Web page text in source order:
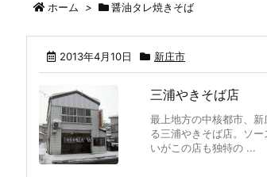
ホーム > 醤油タレ焼きそば
2013年4月10日 新庄市
三浦やきそば店
最上地方の中核都市、新
る三浦やきそば店。ソ
いがこの店も独特の ...